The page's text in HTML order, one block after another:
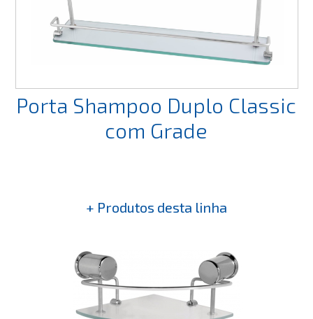
Porta Shampoo Duplo Classic
com Grade
+ Produtos desta linha